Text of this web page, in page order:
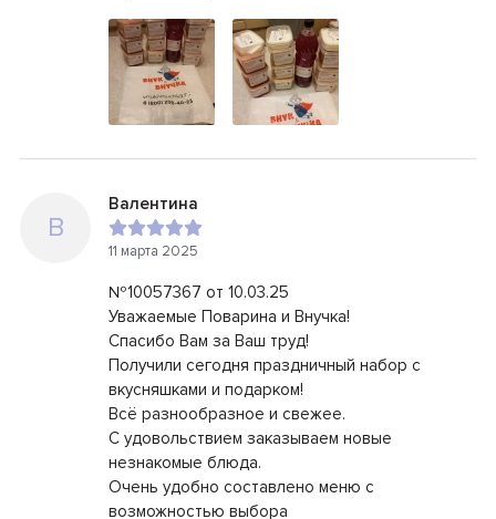
В
Валентина
11 марта 2025
№10057367 от 10.03.25
Уважаемые Поварина и Внучка!
Спасибо Вам за Ваш труд!
Получили сегодня праздничный набор с
вкусняшками и подарком!
Всё разнообразное и свежее.
С удовольствием заказываем новые
незнакомые блюда.
Очень удобно составлено меню с
возможностью выбора